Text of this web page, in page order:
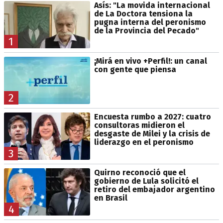
1
Asís: "La movida internacional
de La Doctora tensiona la
pugna interna del peronismo
de la Provincia del Pecado"
2
¡Mirá en vivo +Perfil!: un canal
con gente que piensa
3
Encuesta rumbo a 2027: cuatro
consultoras midieron el
desgaste de Milei y la crisis de
liderazgo en el peronismo
4
Quirno reconoció que el
gobierno de Lula solicitó el
retiro del embajador argentino
en Brasil